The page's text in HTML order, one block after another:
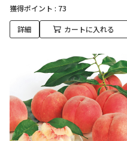
獲得ポイント : 73
詳細 カートに入れる